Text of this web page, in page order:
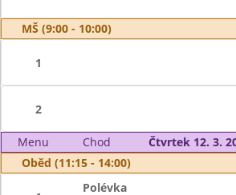
MŠ (9:00 - 10:00)
1
2
Menu Chod
Čtvrtek 12. 3.
Oběd (11:15 - 14:00)
Polévka